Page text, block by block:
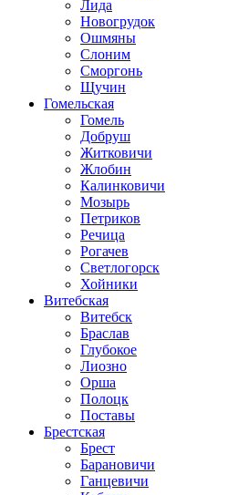
Лида
Новогрудок
Ошмяны
Слоним
Сморгонь
Щучин
Гомельская
Гомель
Добруш
Житковичи
Жлобин
Калинковичи
Мозырь
Петриков
Речица
Рогачев
Светлогорск
Хойники
Витебская
Витебск
Браслав
Глубокое
Лиозно
Орша
Полоцк
Поставы
Брестская
Брест
Барановичи
Ганцевичи